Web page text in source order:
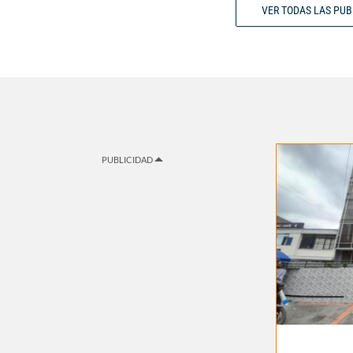
VER TODAS LAS
PUBLICIDAD